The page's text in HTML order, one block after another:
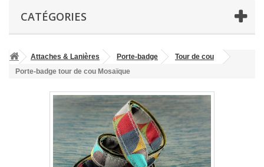
CATÉGORIES
Attaches & Lanières Porte-badge
Tour de cou
Porte-badge tour de cou Mosaïque